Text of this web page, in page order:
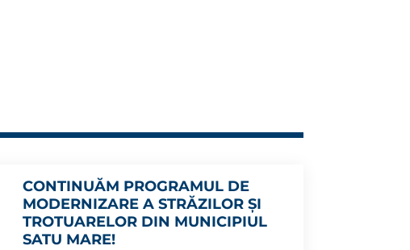
CONTINUĂM PROGRAMUL DE
MODERNIZARE A STRĂZILOR ȘI
TROTUARELOR DIN MUNICIPIUL
SATU MARE!